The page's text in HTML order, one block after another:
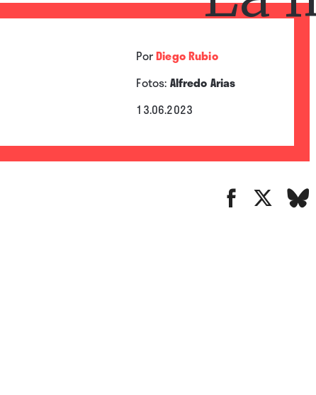
PorDiego Rubio
Fotos: Alfredo Arias
13.06.2023